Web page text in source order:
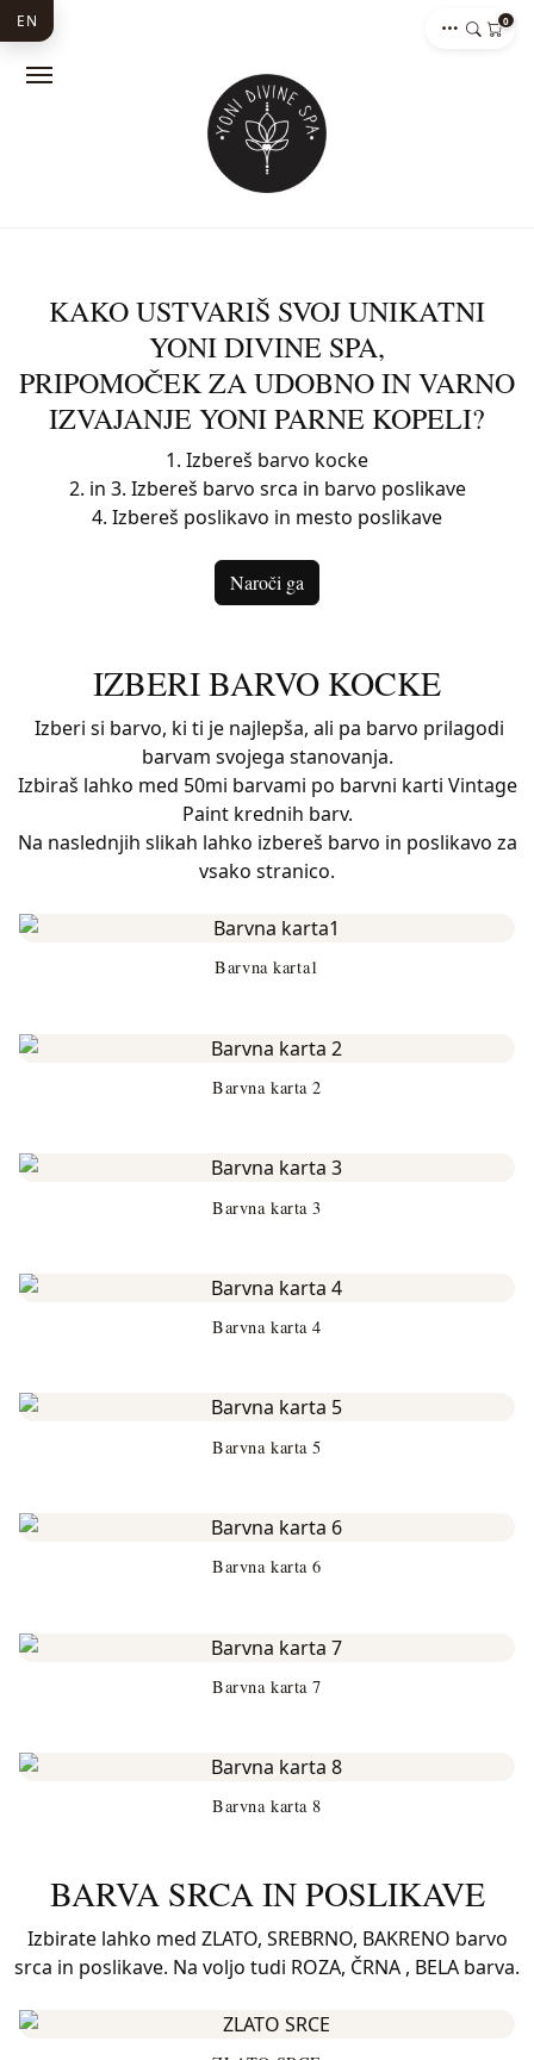
0
EN
KAKO USTVARIŠ SVOJ UNIKATNI
YONI DIVINE SPA,
PRIPOMOČEK ZA UDOBNO IN VARNO
IZVAJANJE YONI PARNE KOPELI?
1. Izbereš barvo kocke
2. in 3. Izbereš barvo srca in barvo poslikave
4. Izbereš poslikavo in mesto poslikave
Naroči ga
IZBERI BARVO KOCKE
Izberi si barvo, ki ti je najlepša, ali pa barvo prilagodi
barvam svojega stanovanja.
Izbiraš lahko med 50mi barvami po barvni karti Vintage
Paint krednih barv.
Na naslednjih slikah lahko izbereš barvo in poslikavo za
vsako stranico.
Barvna karta1
Barvna karta 2
Barvna karta 3
Barvna karta 4
Barvna karta 5
Barvna karta 6
Barvna karta 7
Barvna karta 8
BARVA SRCA IN POSLIKAVE
Izbirate lahko med ZLATO, SREBRNO, BAKRENO barvo
srca in poslikave. Na voljo tudi ROZA, ČRNA , BELA barva.